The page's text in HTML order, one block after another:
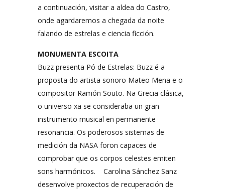
a continuación, visitar a aldea do Castro,
onde agardaremos a chegada da noite
falando de estrelas e ciencia ficción.
MONUMENTA ESCOITA
Buzz presenta Pó de Estrelas: Buzz é a
proposta do artista sonoro Mateo Mena e o
compositor Ramón Souto. Na Grecia clásica,
o universo xa se consideraba un gran
instrumento musical en permanente
resonancia. Os poderosos sistemas de
medición da NASA foron capaces de
comprobar que os corpos celestes emiten
sons harmónicos. Carolina Sánchez Sanz
desenvolve proxectos de recuperación de